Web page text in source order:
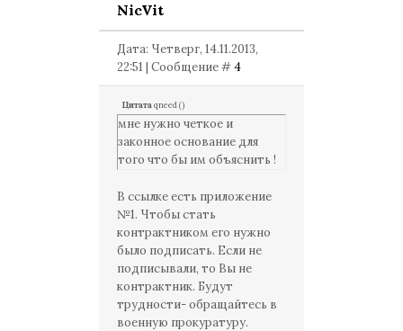
NicVit
Дата: Четверг, 14.11.2013,
22:51 | Сообщение #4
Цитатаqneed()
мне нужно четкое и
законное основание для
того что бы им объяснить !
В ссылке есть приложение
№1. Чтобы стать
контрактником его нужно
было подписать. Если не
подписывали, то Вы не
контрактник. Будут
трудности- обращайтесь в
военную прокуратуру.